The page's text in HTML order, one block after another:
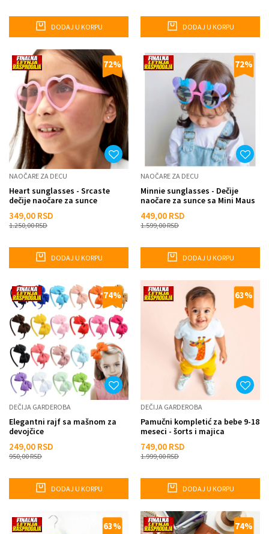
DODAJ U KORPU DODAJ U KORPU
72%
NAOČARE ZA DECU
Heart sunglasses - Srcaste
dečije naočare za sunce
349,00 RSD
1.250,00RSD
DODAJ U KORPU
72%
NAOČARE ZA DECU
Minnie sunglasses - Dečije
naočare za sunce sa Mini Maus
449,00 RSD
1.599,00RSD
DODAJ U KORPU
74%
DEČIJA GARDEROBA
Elegantni rajf sa mašnom za
devojčice
249,00 RSD
950,00RSD
DODAJ U KORPU
63%
DEČIJA GARDEROBA
Pamučni kompletić za bebe 9-18
meseci - šorts i majica
749,00 RSD
1.999,00RSD
DODAJ U KORPU
63% 74%